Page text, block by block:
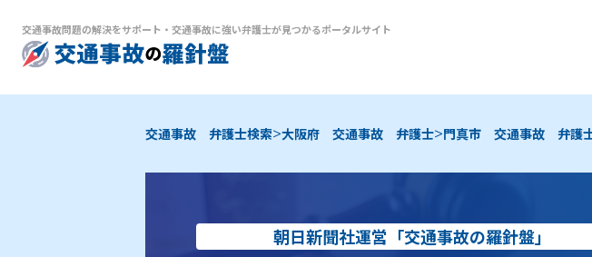
交通事故問題の解決をサポート ・ 交通事故に強い弁護士が見つかるポータルサイト
交通事故 弁護士検索>大阪府 交通事故 弁護士>門真市 交通事故 弁護
朝日新聞社運営「交通事故の羅針盤」